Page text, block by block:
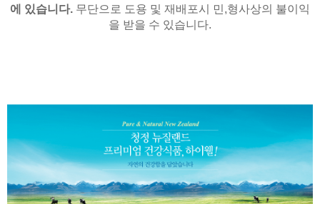
에 있습니다. 무단으로 도용 및 재배포시 민,형사상의 불이익
을 받을 수 있습니다.